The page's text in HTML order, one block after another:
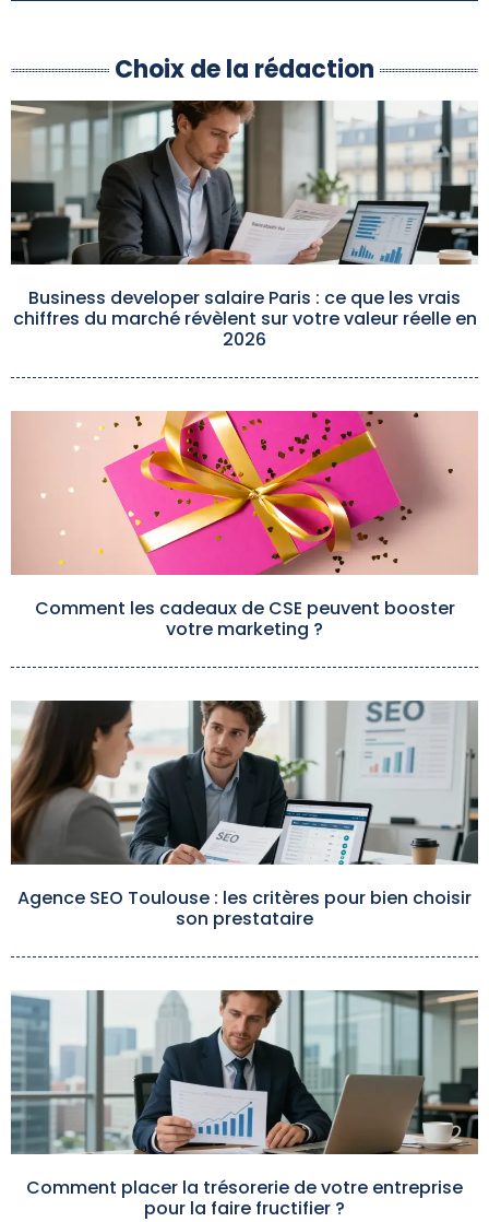
Choix de la rédaction
Business developer salaire Paris : ce que les vrais
chiffres du marché révèlent sur votre valeur réelle en
2026
Comment les cadeaux de CSE peuvent booster
votre marketing ?
Agence SEO Toulouse : les critères pour bien choisir
son prestataire
Comment placer la trésorerie de votre entreprise
pour la faire fructifier ?